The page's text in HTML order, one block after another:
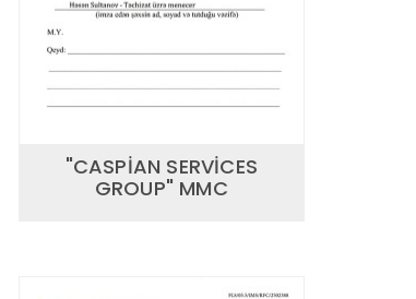
"CASPİAN SERVİCES
GROUP" MMC